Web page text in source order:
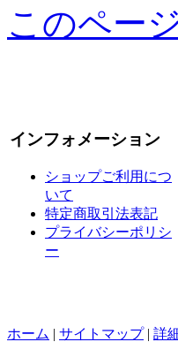
このペー
インフォメーション
ショップご利用につ
いて
特定商取引法表記
プライバシーポリシ
ー
ホーム | サイトマップ| 詳